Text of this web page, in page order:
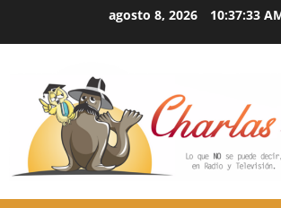
agosto 8, 2026 10:37:34